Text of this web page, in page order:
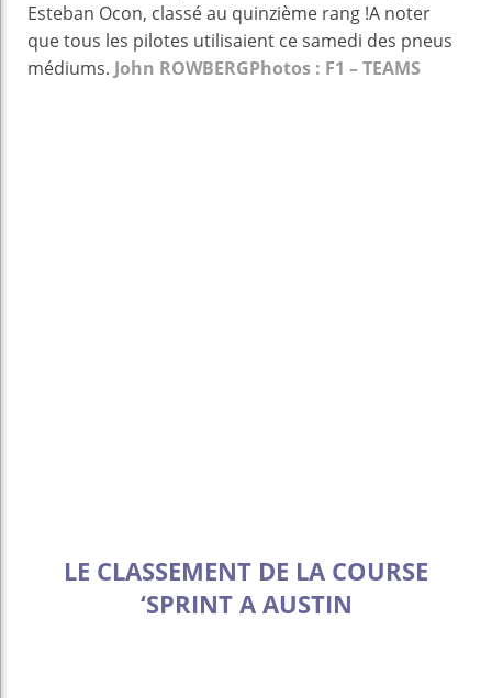
Esteban Ocon, classé au quinzième rang !A noter
que tous les pilotes utilisaient ce samedi des pneus
médiums. John ROWBERGPhotos : F1 – TEAMS
LE CLASSEMENT DE LA COURSE
‘SPRINT A AUSTIN